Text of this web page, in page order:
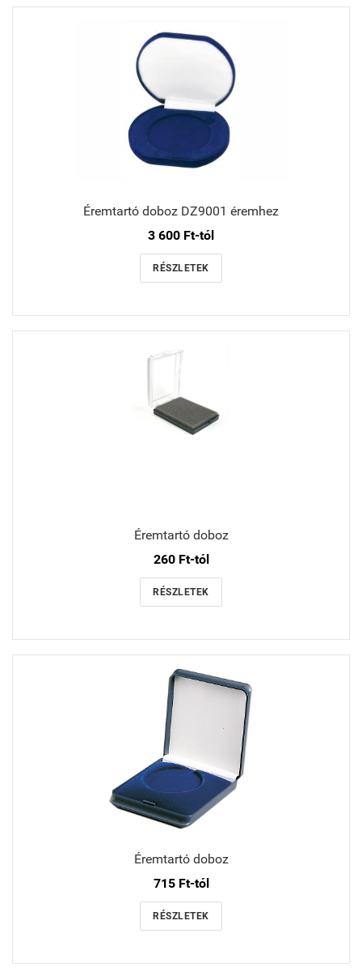
Éremtartó doboz DZ9001 éremhez
3 600 Ft-tól
RÉSZLETEK
Éremtartó doboz
260 Ft-tól
RÉSZLETEK
Éremtartó doboz
715 Ft-tól
RÉSZLETEK